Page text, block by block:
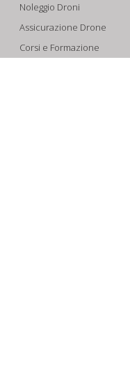
Noleggio Droni
Assicurazione Drone
Corsi e Formazione